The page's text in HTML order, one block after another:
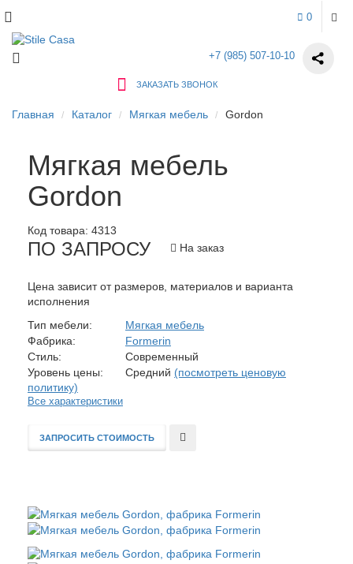
0
+7 (985) 507-10-10
ЗАКАЗАТЬ ЗВОНОК
Главная Каталог Мягкая мебель Gordon
Мягкая мебель
Gordon
Код товара: 4313
ПО ЗАПРОСУ На заказ
Цена зависит от размеров, материалов и варианта
исполнения
Тип мебели:
Мягкая мебель
Фабрика:
Formerin
Стиль:
Современный
Уровень цены:
Средний (посмотреть ценовую
политику)
Все характеристики
ЗАПРОСИТЬ СТОИМОСТЬ